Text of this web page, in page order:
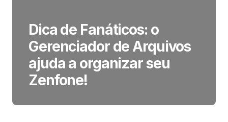
Dica de Fanáticos: o
Gerenciador de Arquivos
ajuda a organizar seu
Zenfone!